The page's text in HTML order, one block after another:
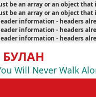
be an array or an object
be an array or an object
information - headers
information - headers
information - headers
Will Never Walk